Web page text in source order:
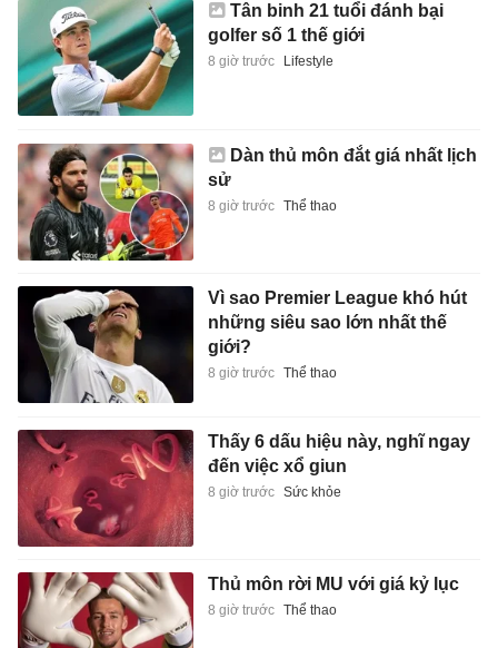
Tân binh 21 tuổi đánh bại
golfer số 1 thế giới
8 giờ trước Lifestyle
Dàn thủ môn đắt giá nhất lịch
sử
8 giờ trước Thể thao
Vì sao Premier League khó hút
những siêu sao lớn nhất thế
giới?
8 giờ trước Thể thao
Thấy 6 dấu hiệu này, nghĩ ngay
đến việc xổ giun
8 giờ trước Sức khỏe
Thủ môn rời MU với giá kỷ lục
8 giờ trước Thể thao